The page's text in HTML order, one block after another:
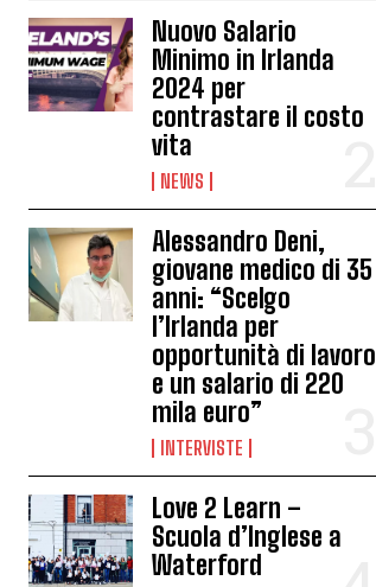
Nuovo Salario
Minimo in Irlanda
2024 per
contrastare il costo
vita
NEWS
Alessandro Deni,
giovane medico di 35
anni: “Scelgo
l’Irlanda per
opportunità di lavoro
e un salario di 220
mila euro”
INTERVISTE
Love 2 Learn –
Scuola d’Inglese a
Waterford